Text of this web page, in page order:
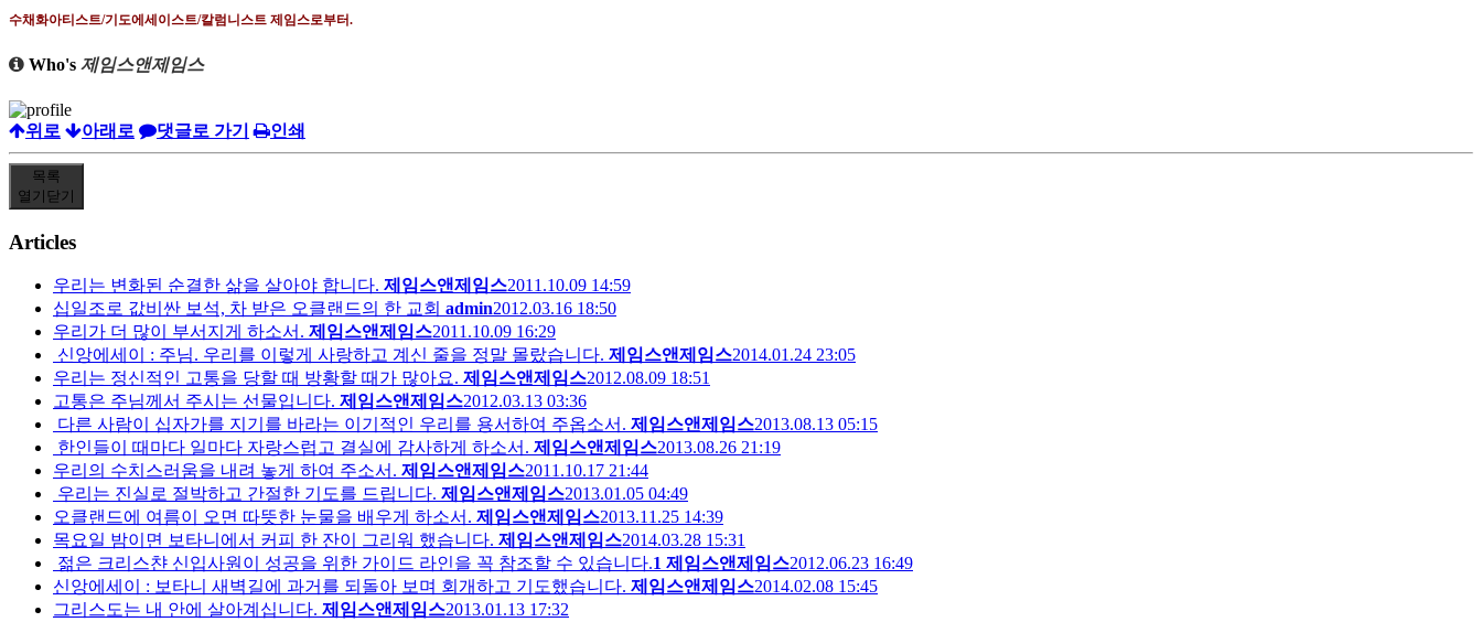
수채화아티스트/기도에세이스트/칼럼니스트 제임스로부터.
Who's 제임스앤제임스
위로 아래로 댓글로 가기 인쇄
목록
열기 닫기
Articles
우리는 변화된 순결한 삶을 살아야 합니다. 제임스앤제임스2011.10.09 14:59
십일조로 값비싼 보석, 차 받은 오클랜드의 한 교회 admin2012.03.16 18:50
우리가 더 많이 부서지게 하소서. 제임스앤제임스2011.10.09 16:29
신앙에세이 : 주님. 우리를 이렇게 사랑하고 계신 줄을 정말 몰랐습니다. 제임스앤제임스2014.01.24 23:05
우리는 정신적인 고통을 당할 때 방황할 때가 많아요. 제임스앤제임스2012.08.09 18:51
고통은 주님께서 주시는 선물입니다. 제임스앤제임스2012.03.13 03:36
다른 사람이 십자가를 지기를 바라는 이기적인 우리를 용서하여 주옵소서. 제임스앤제임스2013.08.13 05:15
한인들이 때마다 일마다 자랑스럽고 결실에 감사하게 하소서. 제임스앤제임스2013.08.26 21:19
우리의 수치스러움을 내려 놓게 하여 주소서. 제임스앤제임스2011.10.17 21:44
우리는 진실로 절박하고 간절한 기도를 드립니다. 제임스앤제임스2013.01.05 04:49
오클랜드에 여름이 오면 따뜻한 눈물을 배우게 하소서. 제임스앤제임스2013.11.25 14:39
목요일 밤이면 보타니에서 커피 한 잔이 그리워 했습니다. 제임스앤제임스2014.03.28 15:31
젊은 크리스챤 신입사원이 성공을 위한 가이드 라인을 꼭 참조할 수 있습니다.1 제임스앤제임스2012.06.23 16:49
신앙에세이 : 보타니 새벽길에 과거를 되돌아 보며 회개하고 기도했습니다. 제임스앤제임스2014.02.08 15:45
그리스도는 내 안에 살아계십니다. 제임스앤제임스2013.01.13 17:32